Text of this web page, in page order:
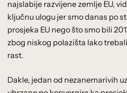
najslabije razvijene zemlje EU,
ključnu ulogu jer smo danas po
prosjeka EU nego što smo bili
zbog niskog polazišta lako
rast.
Dakle, jedan od nezanemarivih